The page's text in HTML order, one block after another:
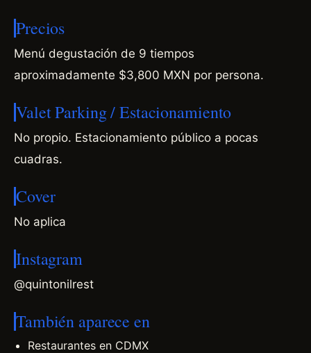
Precios
Menú degustación de 9 tiempos
aproximadamente $3,800 MXN por persona.
Valet Parking / Estacionamiento
No propio. Estacionamiento público a pocas
cuadras.
Cover
No aplica
Instagram
@quintonilrest
También aparece en
Restaurantes en CDMX